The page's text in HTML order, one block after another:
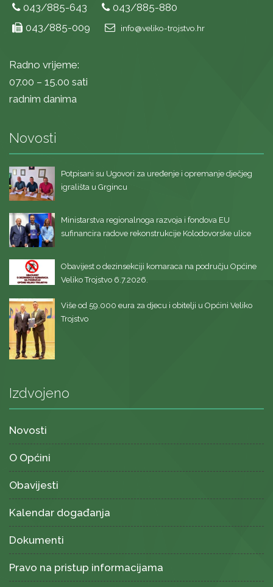
043/885-643
043/885-880
043/885-009
info@veliko-trojstvo.hr
Radno vrijeme:
07.00 – 15.00 sati
radnim danima
Novosti
Potpisani su Ugovori za uređenje i opremanje dječjeg
igrališta u Grgincu
Ministarstva regionalnoga razvoja i fondova EU
sufinancira radove rekonstrukcije Kolodovorske ulice
Obavijest o dezinsekciji komaraca na području Općine
Veliko Trojstvo 6.7.2026.
Više od 59.000 eura za djecu i obitelji u Općini Veliko
Trojstvo
Izdvojeno
Novosti
O Općini
Obavijesti
Kalendar događanja
Dokumenti
Pravo na pristup informacijama